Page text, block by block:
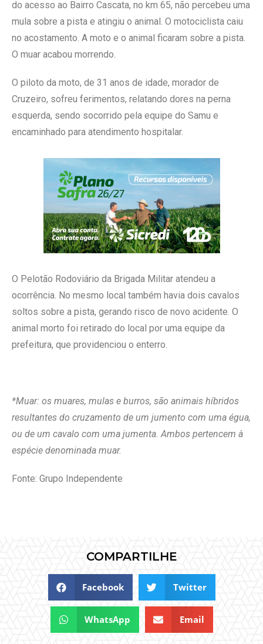
do acesso ao Bairro Cascata, no km 65, não percebeu uma
mula sobre a pista e atingiu o animal. O motociclista caiu
no acostamento. A moto e o animal ficaram sobre a pista.
O muar acabou morrendo.
O piloto da moto, de 31 anos de idade, morador de
Cruzeiro, sofreu ferimentos, relatando dores na perna
esquerda, sendo socorrido pela equipe do Samu e
encaminhado para atendimento hospitalar.
O Pelotão Rodoviário da Brigada Militar atendeu a
ocorrência. No mesmo local também havia dois cavalos
soltos sobre a pista, gerando risco de novo acidente. O
animal morto foi retirado do local por uma equipe da
prefeitura, que providenciou o enterro.
*Muar: os muares, mulas e burros, são animais híbridos
resultantes do cruzamento de um jumento com uma égua,
ou de um cavalo com uma jumenta. Ambos pertencem à
espécie denominada muar.
Fonte: Grupo Independente
COMPARTILHE
Facebook Twitter
WhatsApp Email